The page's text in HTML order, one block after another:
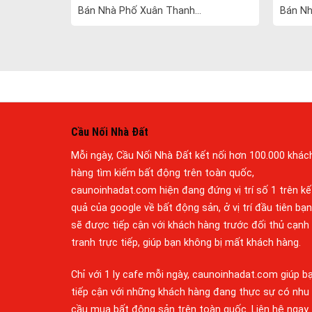
Bán Nhà Phố Xuân Thanh... Bán
Cầu Nối Nhà Đất
Mỗi ngày, Cầu Nối Nhà Đất kết nối hơn 100.000
hàng tìm kiếm bất động trên toàn quốc,
caunoinhadat.com hiện đang đứng vị trí số 1 trên
quả của google về bất động sản, ở vị trí đầu tiên bạn
sẽ được tiếp cận với khách hàng trước đối thủ cạnh
tranh trực tiếp, giúp bạn không bị mất khách hàng.
Chỉ với 1 ly cafe mỗi ngày, caunoinhadat.com giúp
tiếp cận với những khách hàng đang thực sự có nhu
cầu mua bất động sản trên toàn quốc. Liên hệ ngay